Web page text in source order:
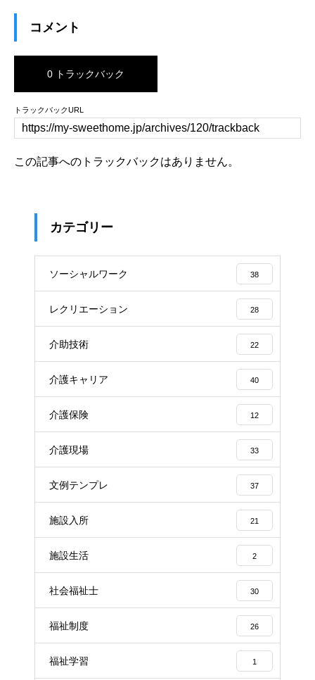
コメント
0 トラックバック
トラックバックURL
この記事へのトラックバックはありません。
カテゴリー
ソーシャルワーク 38
レクリエーション 28
介助技術 22
介護キャリア 40
介護保険 12
介護現場 33
文例テンプレ 37
施設入所 21
施設生活 2
社会福祉士 30
福祉制度 26
福祉学習 1